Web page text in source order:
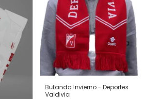
Bufanda Invierno - Deportes
Valdivia